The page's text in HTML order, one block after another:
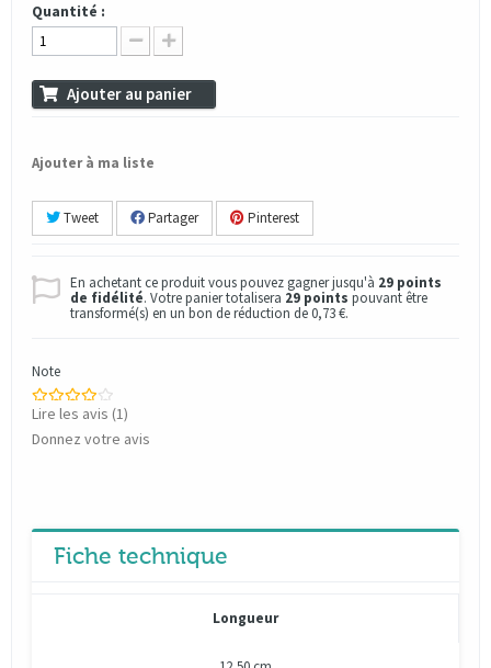
Quantité :
Ajouter au panier
Ajouter à ma liste
Tweet Partager Pinterest
En achetant ce produit vous pouvez gagner jusqu'à 29 points
de fidélité. Votre panier totalisera 29 points pouvant être
transformé(s) en un bon de réduction de0,73 €.
Note
Lire les avis (1)
Donnez votre avis
Fiche technique
Longueur